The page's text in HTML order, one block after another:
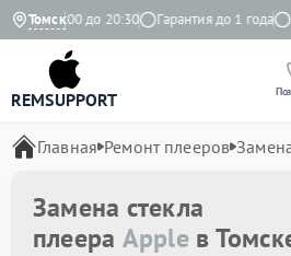
Томск
с 9:00 до 20:30 Гарантия до 1 года
REMSUPPORT
Главная Ремонт плееров
Замена стекла
плеера Appleв